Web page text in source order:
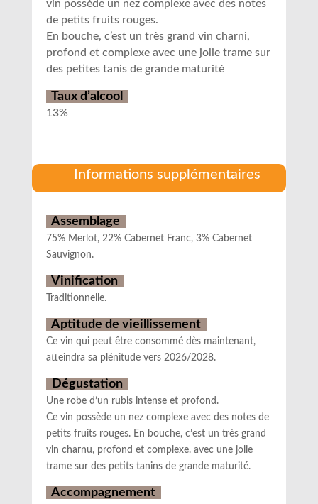
vin possède un nez complexe avec des notes
de petits fruits rouges.
En bouche, c’est un très grand vin charni,
profond et complexe avec une jolie trame sur
des petites tanis de grande maturité
Taux d’alcool
13%
Informations supplémentaires
Assemblage
75% Merlot, 22% Cabernet Franc, 3% Cabernet
Sauvignon.
Vinification
Traditionnelle.
Aptitude de vieillissement
Ce vin qui peut être consommé dès maintenant,
atteindra sa plénitude vers 2026/2028.
Dégustation
Une robe d’un rubis intense et profond.
Ce vin possède un nez complexe avec des notes de
petits fruits rouges. En bouche, c’est un très grand
vin charnu, profond et complexe. avec une jolie
trame sur des petits tanins de grande maturité.
Accompagnement